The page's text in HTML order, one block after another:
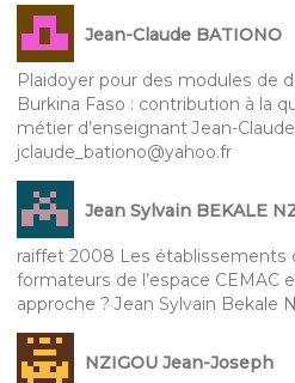
Jean-Claude BATIONO
Plaidoyer pour des modules de
Burkina Faso : contribution à la
métier d’enseignant Jean-
jclaude_bationo@yahoo.fr
Jean Sylvain BEKALE
raiffet 2008 Les établissements
formateurs de l’espace CEMAC
approche ? Jean Sylvain Bekale
NZIGOU Jean-Joseph